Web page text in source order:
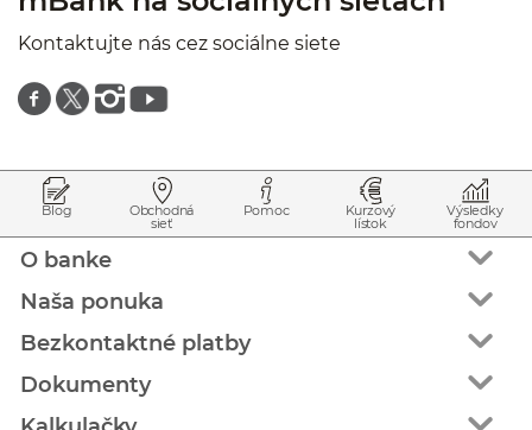
Kontaktujte nás cez sociálne siete
Znajdź nas na facebooku
Znajdź nas na twitterze
Znajdź nas na instagramie
Znajdź nas na youtube
Blog Obchodná
sieť
Pomoc Kurzový
lístok
Výsledky
fondov
O banke
Naša ponuka
Bezkontaktné platby
Dokumenty